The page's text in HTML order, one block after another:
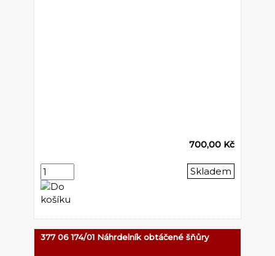
700,00 Kč
Skladem
377 06 174/01 Náhrdelník obtáčené šňůry